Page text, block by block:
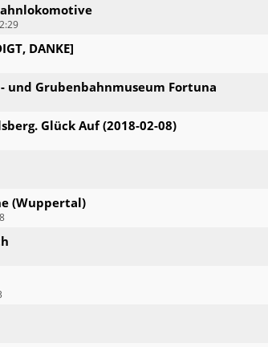
DANKE]
und Grubenbahnmuseum Fortuna
Glück Auf (2018-02-08)
(Wuppertal)